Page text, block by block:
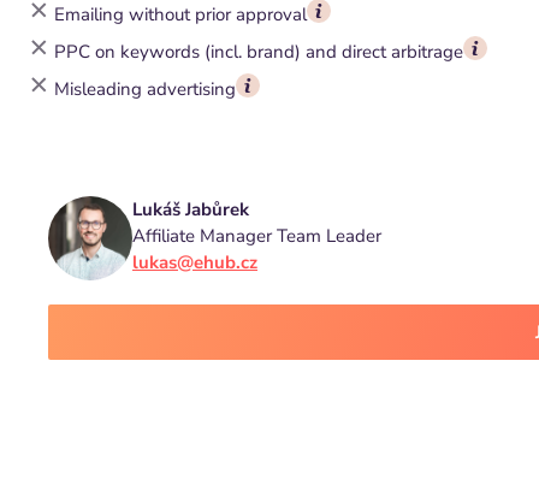
Emailing without prior approval
PPC on keywords (incl. brand) and direct arbitrage
Misleading advertising
Lukáš Jabůrek
Affiliate Manager Team Leader
lukas@ehub.cz